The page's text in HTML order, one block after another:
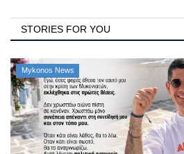
STORIES FOR YOU
Mykonos News